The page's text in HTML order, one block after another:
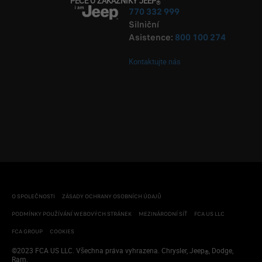
Servisní smlouvy Flexcare
®
770 332 999
Silniční
Asistence: 800 100 274
Kontaktujte nás
O SPOLEČNOSTI ZÁSADY OCHRANY OSOBNÍCH ÚDAJŮ
PODMÍNKY POUŽÍVÁNÍ WEBOVÝCH STRÁNEK MEZINÁRODNÍ SÍŤ FCA US LLC
FCA GROUP COOKIES
©2023 FCA US LLC. Všechna práva vyhrazena. Chrysler, Jeep® , Dodge,
Ram,